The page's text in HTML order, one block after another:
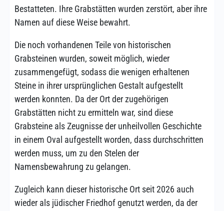
Bestatteten. Ihre Grabstätten wurden zerstört, aber ihre
Namen auf diese Weise bewahrt.
Die noch vorhandenen Teile von historischen
Grabsteinen wurden, soweit möglich, wieder
zusammengefügt, sodass die wenigen erhaltenen
Steine in ihrer ursprünglichen Gestalt aufgestellt
werden konnten. Da der Ort der zugehörigen
Grabstätten nicht zu ermitteln war, sind diese
Grabsteine als Zeugnisse der unheilvollen Geschichte
in einem Oval aufgestellt worden, dass durchschritten
werden muss, um zu den Stelen der
Namensbewahrung zu gelangen.
Zugleich kann dieser historische Ort seit 2026 auch
wieder als jüdischer Friedhof genutzt werden, da der